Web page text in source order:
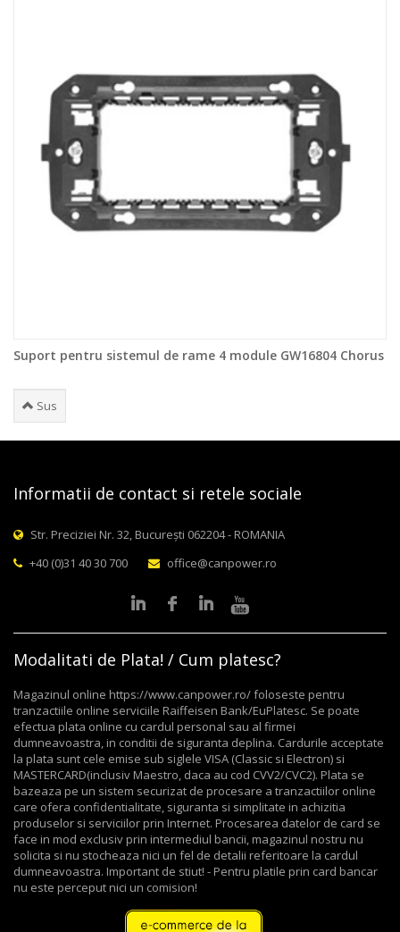
Suport pentru sistemul de rame 4 module GW16804 Chorus
Sus
Informatii de contact si retele sociale
Str. Preciziei Nr. 32, București 062204 - ROMANIA
+40 (0)31 40 30 700
office@canpower.ro
Modalitati de Plata! / Cum platesc?
Magazinul online https://www.canpower.ro/ foloseste pentru
tranzactiile online serviciile Raiffeisen Bank/EuPlatesc. Se poate
efectua plata online cu cardul personal sau al firmei
dumneavoastra, in conditii de siguranta deplina. Cardurile acceptate
la plata sunt cele emise sub siglele VISA (Classic si Electron) si
MASTERCARD(inclusiv Maestro, daca au cod CVV2/CVC2). Plata se
bazeaza pe un sistem securizat de procesare a tranzactiilor online
care ofera confidentialitate, siguranta si simplitate in achizitia
produselor si serviciilor prin Internet. Procesarea datelor de card se
face in mod exclusiv prin intermediul bancii, magazinul nostru nu
solicita si nu stocheaza nici un fel de detalii referitoare la cardul
dumneavoastra. Important de stiut! - Pentru platile prin card bancar
nu este perceput nici un comision!